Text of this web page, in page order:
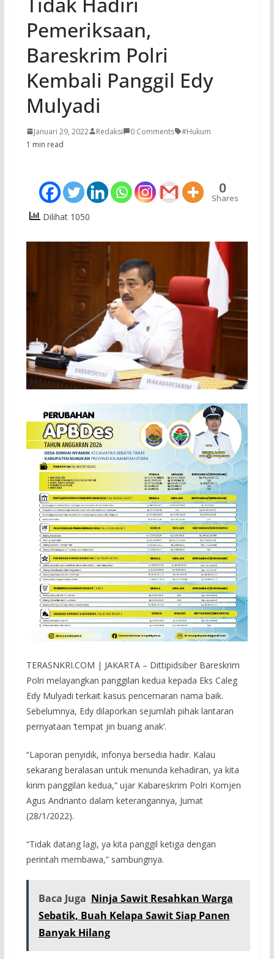
Pemeriksaan,
Bareskrim Polri
Kembali Panggil Edy
Mulyadi
Januari 29, 2022 Redaksi 0 Comments
#Hukum
1 min read
0
Shares
Dilihat 1050
TERASNKRI.COM | JAKARTA – Dittipidsiber Bareskrim
Polri melayangkan panggilan kedua kepada Eks Caleg
Edy Mulyadi terkait kasus pencemaran nama baik.
Sebelumnya, Edy dilaporkan sejumlah pihak lantaran
pernyataan ‘tempat jin buang anak‘.
“Laporan penyidik, infonya bersedia hadir. Kalau
sekarang beralasan untuk menunda kehadiran, ya kita
kirim panggilan kedua,” ujar Kabareskrim Polri Komjen
Agus Andrianto dalam keterangannya, Jumat
(28/1/2022).
“Tidak datang lagi, ya kita panggil ketiga dengan
perintah membawa,” sambungnya.
Baca Juga Ninja Sawit Resahkan Warga
Sebatik, Buah Kelapa Sawit Siap Panen
Banyak Hilang